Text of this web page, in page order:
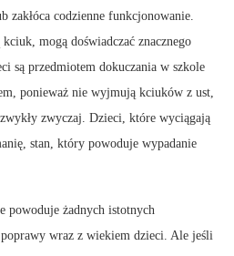
zakłóca codzienne funkcjonowanie.
mogą doświadczać znacznego
są przedmiotem dokuczania w szkole
ponieważ nie wyjmują kciuków z ust,
zwyczaj. Dzieci, które wyciągają
stan, który powoduje wypadanie
powoduje żadnych istotnych
wraz z wiekiem dzieci. Ale jeśli